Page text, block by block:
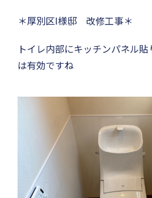
＊厚別区I様邸 改修工事＊
トイレ内部にキッチンパネル
は有効ですね